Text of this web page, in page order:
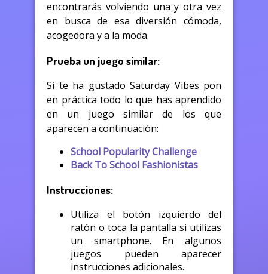
encontrarás volviendo una y otra vez
en busca de esa diversión cómoda,
acogedora y a la moda.
Prueba un juego similar:
Si te ha gustado Saturday Vibes pon
en práctica todo lo que has aprendido
en un juego similar de los que
aparecen a continuación:
School Popularity Challenge
Back To School Fashionistas
Instrucciones:
Utiliza el botón izquierdo del
ratón o toca la pantalla si utilizas
un smartphone. En algunos
juegos pueden aparecer
instrucciones adicionales.